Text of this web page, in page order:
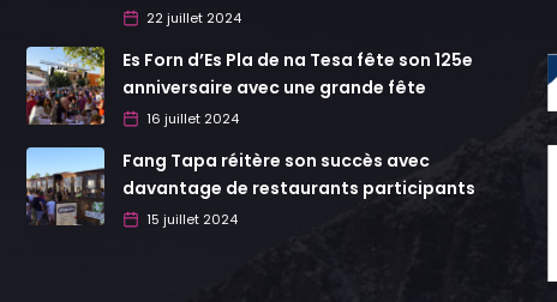
22 juillet 2024
Es Forn d’Es Pla de na Tesa fête son 125e
anniversaire avec une grande fête
16 juillet 2024
Fang Tapa réitère son succès avec
davantage de restaurants participants
15 juillet 2024